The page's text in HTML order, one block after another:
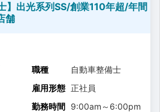
】出光系列SS/創業110年超/年間
舗
職種
自動車整備士
雇用形態 正社員
勤務時間 9:00am ～ 6:00pm